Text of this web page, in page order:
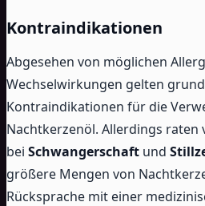
Kontraindikationen
Abgesehen von möglichen
Wechselwirkungen gelten
Kontraindikationen für die
Nachtkerzenöl. Allerdings raten
bei Schwangerschaft und
größere Mengen von
Rücksprache mit einer